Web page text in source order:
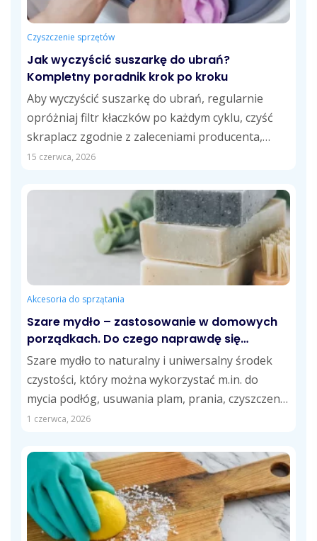
Czyszczenie sprzętów
Jak wyczyścić suszarkę do ubrań?
Kompletny poradnik krok po kroku
Aby wyczyścić suszarkę do ubrań, regularnie
opróżniaj filtr kłaczków po każdym cyklu, czyść
skraplacz zgodnie z zaleceniami producenta,
opróżniaj zbiornik...
15 czerwca, 2026
Akcesoria do sprzątania
Szare mydło – zastosowanie w domowych
porządkach. Do czego naprawdę się
przydaje?
Szare mydło to naturalny i uniwersalny środek
czystości, który można wykorzystać m.in. do
mycia podłóg, usuwania plam, prania, czyszczenia
kuchni...
1 czerwca, 2026